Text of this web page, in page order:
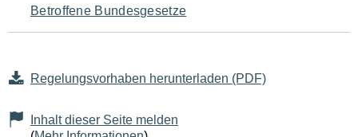
Betroffene Bundesgesetze
Regelungsvorhaben herunterladen (PDF)
Inhalt dieser Seite melden